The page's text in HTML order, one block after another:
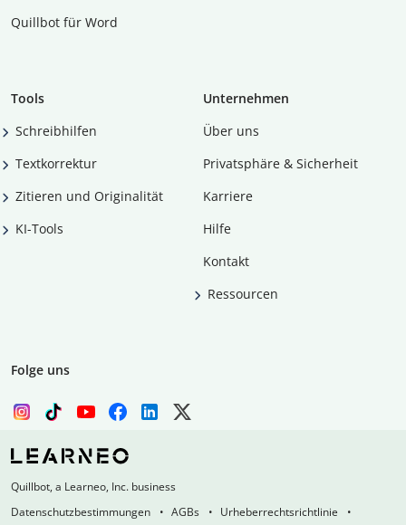
Quillbot für Word
Tools
Schreibhilfen
Textkorrektur
Zitieren und Originalität
KI-Tools
Unternehmen
Über uns
Privatsphäre & Sicherheit
Karriere
Hilfe
Kontakt
Ressourcen
Folge uns
Quillbot, a Learneo, Inc. business
Datenschutzbestimmungen
AGBs
Urheberrechtsrichtlinie